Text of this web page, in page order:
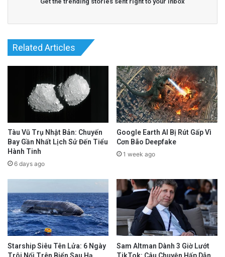
Related Articles
Tàu Vũ Trụ Nhật Bản: Chuyến
Bay Gần Nhất Lịch Sử Đến Tiểu
Hành Tinh
6 days ago
Google Earth AI Bị Rút Gấp Vì
Cơn Bão Deepfake
1 week ago
Starship Siêu Tên Lửa: 6 Ngày
Trôi Nổi Trên Biển Sau Hạ
Sam Altman Dành 3 Giờ Lướt
TikTok: Câu Chuyện Hấp Dẫn